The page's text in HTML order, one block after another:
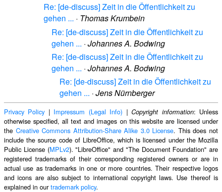
Re: [de-discuss] Zeit in die Öffentlichkeit zu
gehen ... · Thomas Krumbein
Re: [de-discuss] Zeit in die Öffentlichkeit zu
gehen ... · Johannes A. Bodwing
Re: [de-discuss] Zeit in die Öffentlichkeit zu
gehen ... · Johannes A. Bodwing
Re: [de-discuss] Zeit in die Öffentlichkeit zu
gehen ... · Jens Nürnberger
Privacy Policy | Impressum (Legal Info) |Copyright information: Unless
otherwise specified, all text and images on this website are licensed under
the Creative Commons Attribution-Share Alike 3.0 License. This does not
include the source code of LibreOffice, which is licensed under the Mozilla
Public License (MPLv2). "LibreOffice" and "The Document Foundation" are
registered trademarks of their corresponding registered owners or are in
actual use as trademarks in one or more countries. Their respective logos
and icons are also subject to international copyright laws. Use thereof is
explained in ourtrademark policy.